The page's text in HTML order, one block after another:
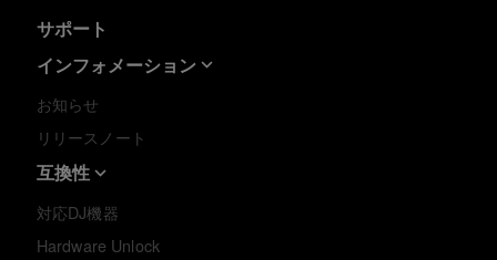
サポート
インフォメーション
お知らせ
リリースノート
互換性
対応DJ機器
Hardware Unlock